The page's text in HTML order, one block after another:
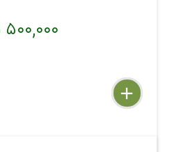
۵۰۰,۰۰۰ تومان
delete
remove
add